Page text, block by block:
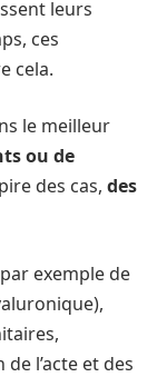
leurs
ces
cela.
le meilleur
ou de
des cas, des
exemple de
l’acte et des